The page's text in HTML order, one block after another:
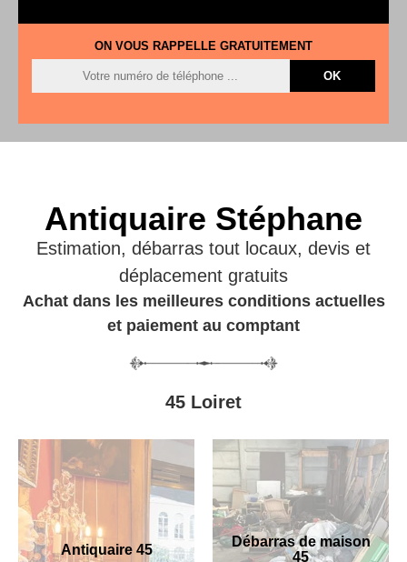
ON VOUS RAPPELLE GRATUITEMENT
Antiquaire Stéphane
Estimation, débarras tout locaux, devis et
déplacement gratuits
Achat dans les meilleures conditions actuelles
et paiement au comptant
45 Loiret
Antiquaire 45
Débarras de maison
45